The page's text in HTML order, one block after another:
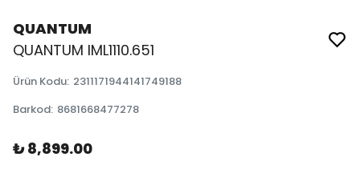
QUANTUM
QUANTUM IML1110.651
Ürün Kodu: 2311171944141749188
Barkod: 8681668477278
₺ 8,899.00